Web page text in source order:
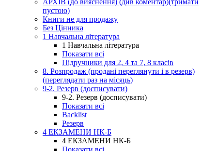
АРХІВ (до вияснення) (див коментар)(тримати
пустою)
Книги не для продажу
Без Цінника
1 Навчальна література
1 Навчальна література
Показати всі
Підручники для 2, 4 та 7, 8 класів
8. Розпродаж (продані переглянути і в резерв)
(переглядати раз на місяць)
9-2. Резерв (досписувати)
9-2. Резерв (досписувати)
Показати всі
Backlist
Резерв
4 ЕКЗАМЕНИ НК-Б
4 ЕКЗАМЕНИ НК-Б
Показати всі